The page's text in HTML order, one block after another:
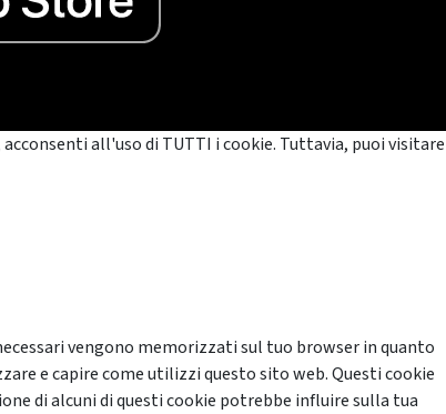
all'uso di TUTTI i cookie. Tuttavia, puoi visitare
vengono memorizzati sul tuo browser in quanto
e capire come utilizzi questo sito web. Questi cookie
di alcuni di questi cookie potrebbe influire sulla tua